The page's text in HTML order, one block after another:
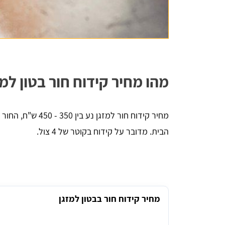
מהו מחיר קידוח חור בטון
מחיר קידוח חור
הבית. מדובר על קידוח בקוטר של 4 צול.
מחיר קידוח חור בבטון למזגן
השארתי פרטים באתר, חזרו אליי בתוך כמה
שירות מעולה